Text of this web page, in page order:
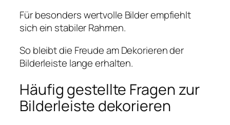
Für besonders wertvolle Bilder empfiehlt
sich ein stabiler Rahmen.
So bleibt die Freude am Dekorieren der
Bilderleiste lange erhalten.
Häufig gestellte Fragen zur
Bilderleiste dekorieren